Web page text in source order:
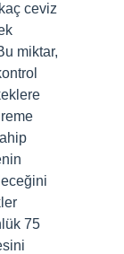
ceviz
miktar,
75